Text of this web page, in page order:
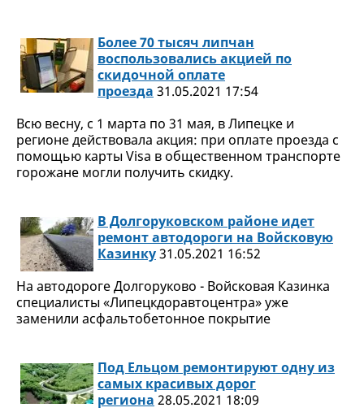
Более 70 тысяч липчан
воспользовались акцией по
скидочной оплате
проезда 31.05.2021 17:54
Всю весну, с 1 марта по 31 мая, в Липецке и
регионе действовала акция: при оплате проезда с
помощью карты Visa в общественном транспорте
горожане могли получить скидку.
В Долгоруковском районе идет
ремонт автодороги на Войсковую
Казинку31.05.2021 16:52
На автодороге Долгоруково - Войсковая Казинка
специалисты «Липецкдоравтоцентра» уже
заменили асфальтобетонное покрытие
Под Ельцом ремонтируют одну из
самых красивых дорог
региона 28.05.2021 18:09